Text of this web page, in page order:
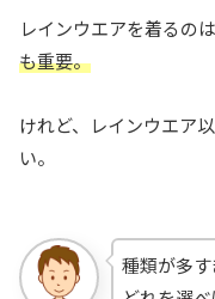
レインウエアを着るの
も重要。
けれど、レインウエア
い。
種類が多す